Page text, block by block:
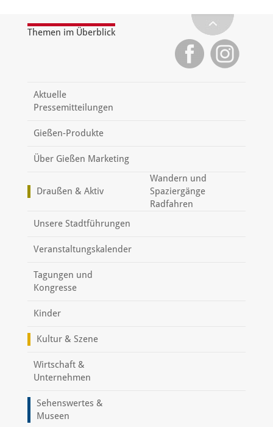
Themen im Überblick
Aktuelle
Pressemitteilungen
Gießen-Produkte
Über Gießen Marketing
Draußen & Aktiv
Wandern und
Spaziergänge
Radfahren
Unsere Stadtführungen
Veranstaltungskalender
Tagungen und
Kongresse
Kinder
Kultur & Szene
Wirtschaft &
Unternehmen
Sehenswertes &
Museen